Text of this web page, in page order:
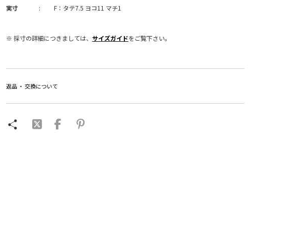
実寸
: F：タテ7.5 ヨコ11 マチ1
※ 採寸の詳細につきましては、サイズガイドをご覧下さい。
返品 ・ 交換について